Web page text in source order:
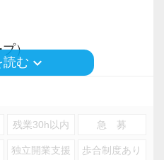
プ）
読む keyboard_arrow_down
残業30h以内 急 募
独立開業支援 歩合制度あり